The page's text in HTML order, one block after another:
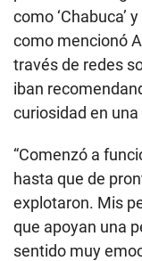
como ‘Chabuca’
como mencionó
través de redes
iban
curiosidad en
“Comenzó a
hasta que de
explotaron. Mis
que apoyan una
sentido muy